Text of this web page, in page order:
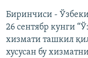
Биринчиси -
26 сентябр кунги
хизмати ташкил
хусусан бу